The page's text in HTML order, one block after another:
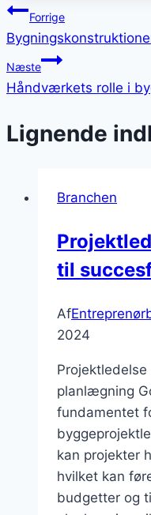
Forrige
Næste
Håndværkets rolle i
Lignende
Branchen
til
Af
2024
planlægning
fundamentet
kan projekter
hvilket kan
budgetter og